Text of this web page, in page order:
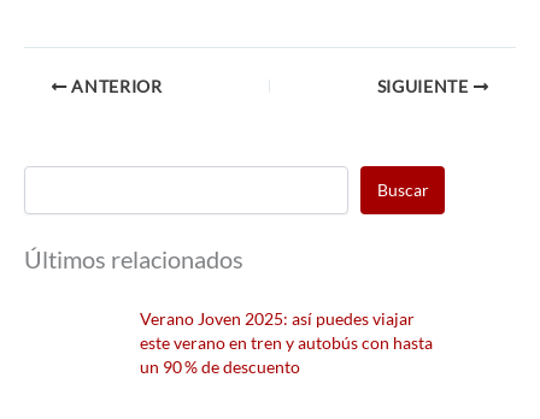
ANTERIOR SIGUIENTE
Buscar
Últimos relacionados
Verano Joven 2025: así puedes viajar
este verano en tren y autobús con hasta
un 90 % de descuento